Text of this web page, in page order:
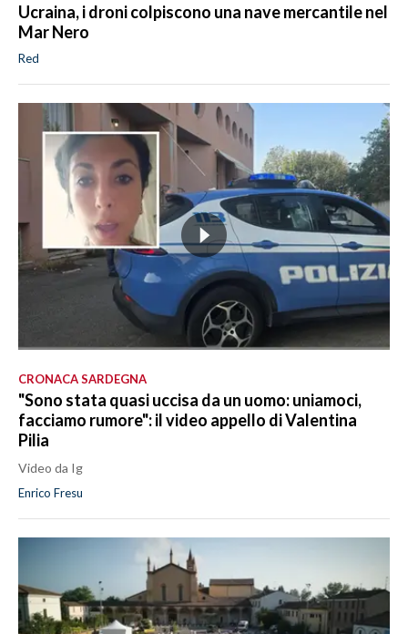
Ucraina, i droni colpiscono una nave mercantile nel
Mar Nero
Red
CRONACA SARDEGNA
"Sono stata quasi uccisa da un uomo: uniamoci,
facciamo rumore": il video appello di Valentina
Pilia
Video da Ig
Enrico Fresu